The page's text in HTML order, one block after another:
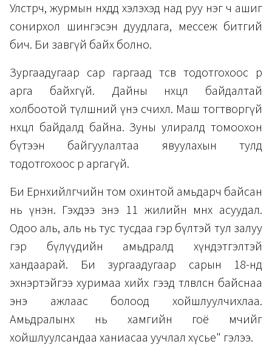
Улстөрч, журмын нөхдөдөө хэлэхэд над руу нэг ч ашиг
сонирхол шингэсэн дуудлага, мессеж битгий
бич. Би завгүй байх болно.
Зургаадугаар сар гаргаад төсөв тодотгохоос өөр
арга байхгүй. Дайны нөхцөл байдалтай
холбоотой түлшний үнэ өсчихлөө. Маш тогтворгүй
нөхцөл байдалд байна. Зуны улиралд томоохон
бүтээн байгуулалтаа явуулахын тулд
тодотгохоос өөр аргагүй.
Би Ерөнхийлөгчийн том охинтой амьдарч байсан
нь үнэн. Гэхдээ энэ 11 жилийн өмнөх асуудал.
Одоо аль, аль нь тус тусдаа гэр бүлтэй тул залуу
гэр бүлүүдийн амьдралд хүндэтгэлтэй
хандаарай. Би зургаадугаар сарын 18-нд
эхнэртэйгээ хуримаа хийх гээд төлөвлөсөн байснаа
энэ ажлаас болоод хойшлуулчихлаа.
Амьдралынх нь хамгийн гоё мөчийг
хойшлуулсандаа ханиасаа уучлал хүсье" гэлээ.